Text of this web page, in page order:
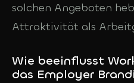
solchen Angeboten
Attraktivität als
Wie beeinflusst
das Employer